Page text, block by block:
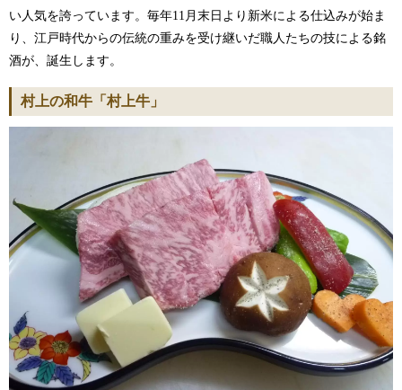
い人気を誇っています。毎年11月末日より新米による仕込みが始ま
り、江戸時代からの伝統の重みを受け継いだ職人たちの技による銘
酒が、誕生します。
村上の和牛「村上牛」